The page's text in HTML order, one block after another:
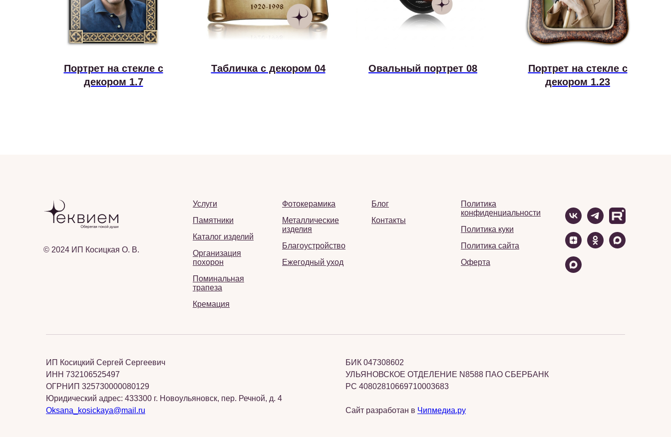
Портрет на стекле с
декором 1.7
Табличка с декором 04 Овальный портрет 08
Портрет на стекле с
декором 1.23
© 2024 ИП Косицкая О. В.
Услуги
Памятники
Каталог изделий
Организация
похорон
Поминальная
трапеза
Кремация
Фотокерамика
Металлические
изделия
Благоустройство
Ежегодный уход
Блог
Контакты
Политика
конфиденциальности
Политика куки
Политика сайта
Оферта
ИП Косицкий Сергей Сергеевич
ИНН 732106525497
ОГРНИП 325730000080129
Юридический адрес: 433300 г. Новоульяновск, пер. Речной, д. 4
Oksana_kosickaya@mail.ru
БИК 047308602
УЛЬЯНОВСКОЕ ОТДЕЛЕНИЕ N8588 ПАО СБЕРБАНК
РС 40802810669710003683
Сайт разработан в Чипмедиа.ру